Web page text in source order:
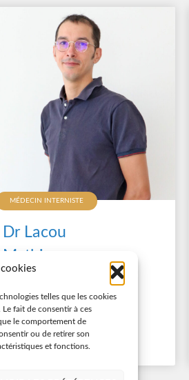
telles que les cookies
fait de consentir à ces
le comportement de
ou de retirer son
et fonctions.
MÉDECIN INTERNISTE
Dr Lacou
Mathieu
Médecine interne
02 28 25 56 15
E-mail du secrétariat
Consulter sa fiche